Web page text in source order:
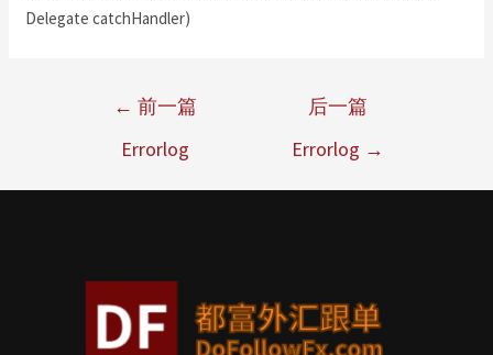
Delegate catchHandler)
← 前一篇
Errorlog
后一篇
Errorlog →